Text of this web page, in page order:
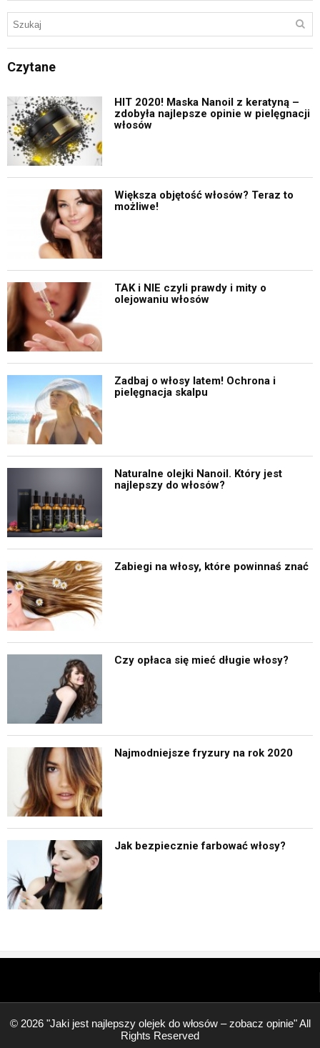
Czytane
HIT 2020! Maska Nanoil z keratyną –
zdobyła najlepsze opinie w pielęgnacji
włosów
Większa objętość włosów? Teraz to
możliwe!
TAK i NIE czyli prawdy i mity o
olejowaniu włosów
Zadbaj o włosy latem! Ochrona i
pielęgnacja skalpu
Naturalne olejki Nanoil. Który jest
najlepszy do włosów?
Zabiegi na włosy, które powinnaś znać
Czy opłaca się mieć długie włosy?
Najmodniejsze fryzury na rok 2020
Jak bezpiecznie farbować włosy?
© 2026 "Jaki jest najlepszy olejek do włosów – zobacz opinie" All
Rights Reserved